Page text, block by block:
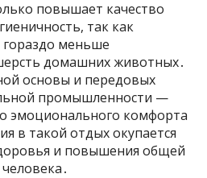
повышает качество
так как
гораздо меньше
домашних животных․
основы и передовых
промышленности —
эмоционального комфорта
в такой отдых окупается
и повышения общей